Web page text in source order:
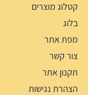
קטלוג מוצרים
בלוג
מפת אתר
צור קשר
תקנון אתר
הצהרת נגישות